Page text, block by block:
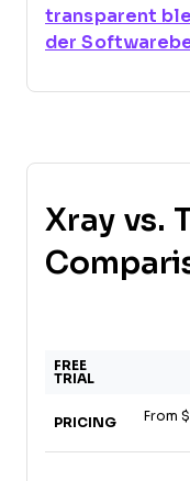
transparent
der
Xray vs.
FREE
TRIAL
PRICING
From